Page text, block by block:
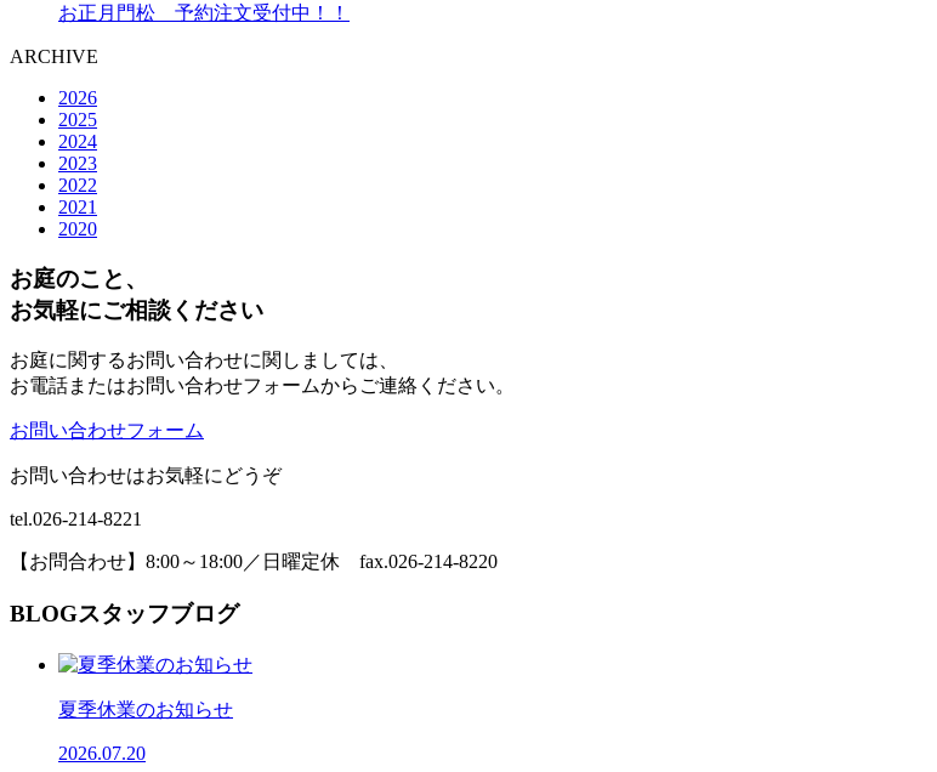
お正月門松 予約注文受付中！！
ARCHIVE
2026
2025
2024
2023
2022
2021
2020
お庭のこと、
お気軽にご相談ください
お庭に関するお問い合わせに関しましては、
お電話またはお問い合わせフォームからご連絡ください。
お問い合わせフォーム
お問い合わせはお気軽にどうぞ
tel.026-214-8221
【お問合わせ】8:00～18:00／日曜定休 fax.026-214-8220
BLOGスタッフブログ
夏季休業のお知らせ
2026.07.20